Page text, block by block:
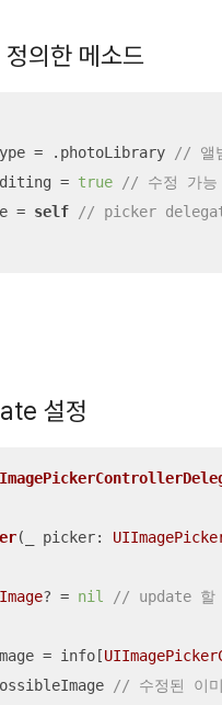
의한 메소드
= .photoLibrary
// 앨
= true
// 수정 가능
= self
// picker
설정
( picker:
? = nil // update 할
= info[
// 수정된 이